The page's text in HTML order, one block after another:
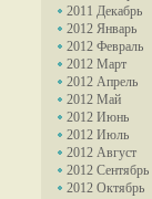
2011 Декабрь
2012 Январь
2012 Февраль
2012 Март
2012 Апрель
2012 Май
2012 Июнь
2012 Июль
2012 Август
2012 Сентябрь
2012 Октябрь